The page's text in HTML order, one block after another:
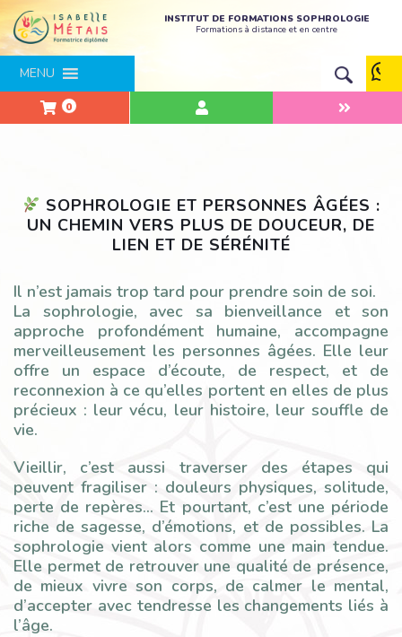
INSTITUT DE FORMATIONS SOPHROLOGIE
Formations à distance et en centre
MENU
0
SOPHROLOGIE ET PERSONNES ÂGÉES :
UN CHEMIN VERS PLUS DE DOUCEUR, DE
LIEN ET DE SÉRÉNITÉ
Il n’est jamais trop tard pour prendre soin de soi.
La sophrologie, avec sa bienveillance et son
approche profondément humaine, accompagne
merveilleusement les personnes âgées. Elle leur
offre un espace d’écoute, de respect, et de
reconnexion à ce qu’elles portent en elles de plus
précieux : leur vécu, leur histoire, leur souffle de
vie.
Vieillir, c’est aussi traverser des étapes qui
peuvent fragiliser : douleurs physiques, solitude,
perte de repères… Et pourtant, c’est une période
riche de sagesse, d’émotions, et de possibles. La
sophrologie vient alors comme une main tendue.
Elle permet de retrouver une qualité de présence,
de mieux vivre son corps, de calmer le mental,
d’accepter avec tendresse les changements liés à
l’âge.